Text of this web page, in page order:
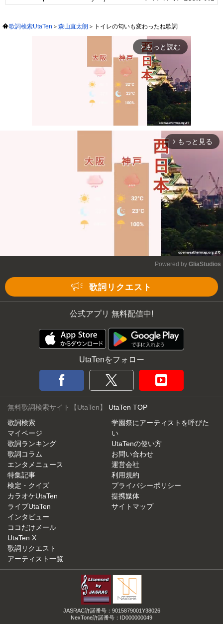
歌詞検索UtaTen 森山直太朗 トイレの匂いも変わったね歌詞
arrow_forward_ios もっと読む
Mute
arrow_forward_ios もっと見る
Powered by GliaStudios
歌詞リクエスト
公式アプリ 無料配信中!
UtaTenをフォロー
無料歌詞検索サイト【UtaTen】 UtaTen TOP
歌詞検索
マイページ
歌詞ランキング
歌詞コラム
エンタメニュース
特集記事
検定・クイズ
カラオケUtaTen
ライブUtaTen
インタビュー
ココだけメール
UtaTen X
歌詞リクエスト
アーティスト一覧
学園祭にアーティストを呼びた
い
UtaTenの使い方
お問い合わせ
運営会社
利用規約
プライバシーポリシー
提携媒体
サイトマップ
JASRAC許諾番号：9015879001Y38026
NexTone許諾番号：ID000000049